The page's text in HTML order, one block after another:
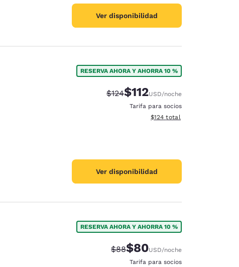
Ver disponibilidad
RESERVA AHORA Y AHORRA 10 %
Precio tachado:
$124Precio con descuento:
$112USD/noche
Tarifa para socios
Ver detalles del total
$124 total
Ver disponibilidad
RESERVA AHORA Y AHORRA 10 %
Precio tachado:
$88Precio con descuento:
$80USD/noche
Tarifa para socios